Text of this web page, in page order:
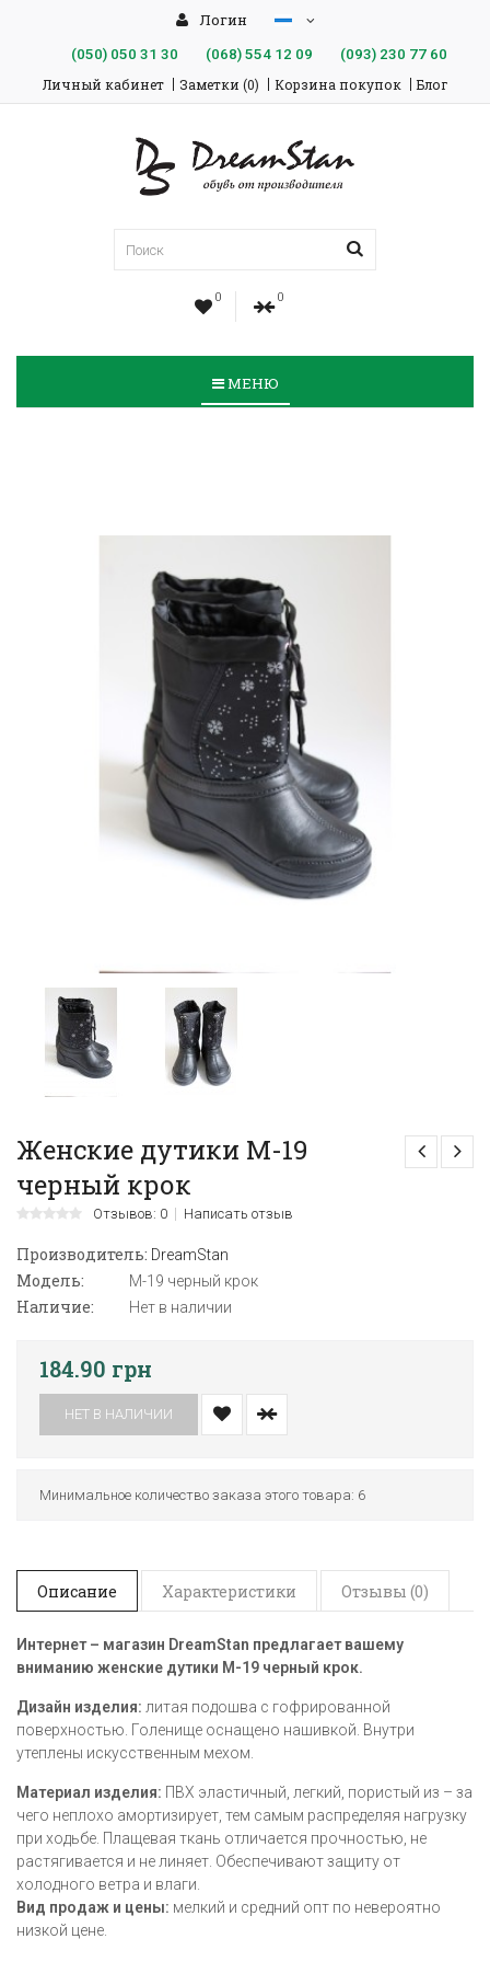
Логин
(050)050 31 30 (068)554 12 09 (093)230 77 60
Личный кабинет Заметки (0) Корзина покупок Блог
0 0
МЕНЮ
Женские дутики М-19
черный крок
Отзывов: 0 Написать отзыв
Производитель: DreamStan
Модель: М-19 черный крок
Наличие: Нет в наличии
184.90 грн
НЕТ В НАЛИЧИИ
Минимальное количество заказа этого товара: 6
Описание Характеристики Отзывы (0)
Интернет – магазин DreamStan предлагает вашему
вниманию женские дутики М-19 черный крок​.
Дизайн изделия: литая подошва с гофрированной
поверхностью. Голенище оснащено нашивкой. Внутри
утеплены искусственным мехом.
Материал изделия: ПВХ эластичный, легкий, пористый из – за
чего неплохо амортизирует, тем самым распределяя нагрузку
при ходьбе. Плащевая ткань отличается прочностью, не
растягивается и не линяет. Обеспечивают защиту от
холодного ветра и влаги.
Вид продаж и цены: мелкий и средний опт по невероятно
низкой цене.